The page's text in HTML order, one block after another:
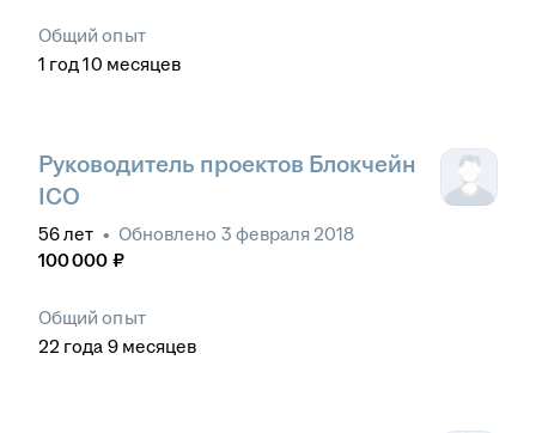
Общий опыт
1 год 10 месяцев
Руководитель проектов Блокчейн
ICO
56лет • Обновлено 3 февраля 2018
100 000 ₽
Общий опыт
22 года 9 месяцев